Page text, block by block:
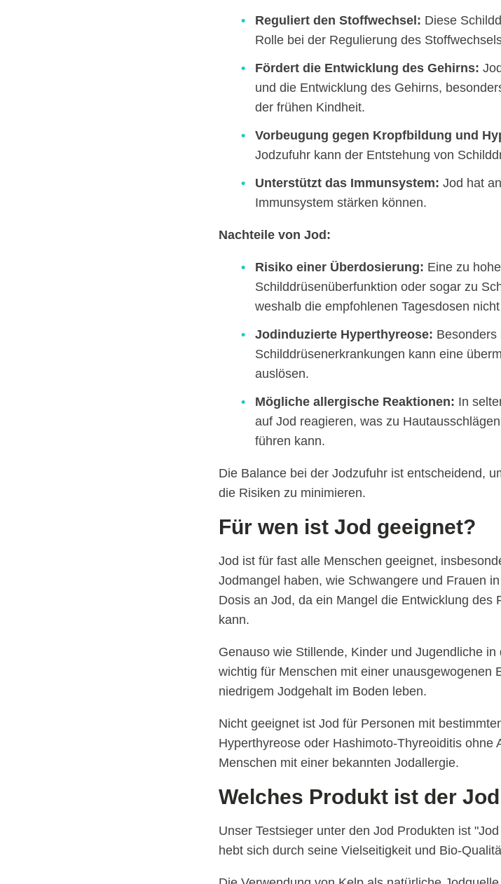
Reguliert den Stoffwechsel: Diese
Rolle bei der Regulierung des
Fördert die Entwicklung des Gehirns:
und die Entwicklung des Gehirns,
der frühen Kindheit.
Vorbeugung gegen Kropfbildung und
Jodzufuhr kann der Entstehung von
Unterstützt das Immunsystem: Jod hat
Immunsystem stärken können.
Nachteile von Jod:
Risiko einer Überdosierung: Eine zu
Schilddrüsenüberfunktion oder sogar zu
weshalb die empfohlenen Tagesdosen
Jodinduzierte Hyperthyreose: Besonders
Schilddrüsenerkrankungen kann eine
auslösen.
Mögliche allergische Reaktionen: In
auf Jod reagieren, was zu
führen kann.
Die Balance bei der Jodzufuhr ist entscheidend,
die Risiken zu minimieren.
Für wen ist Jod geeignet?
Jod ist für fast alle Menschen geeignet,
Jodmangel haben, wie Schwangere und Frauen
Dosis an Jod, da ein Mangel die Entwicklung des
kann.
Genauso wie Stillende, Kinder und Jugendliche
wichtig für Menschen mit einer unausgewogenen
niedrigem Jodgehalt im Boden leben.
Nicht geeignet ist Jod für Personen mit
Hyperthyreose oder Hashimoto-Thyreoiditis ohne
Menschen mit einer bekannten Jodallergie.
Welches Produkt ist der
Unser Testsieger unter den Jod Produkten ist
hebt sich durch seine Vielseitigkeit und Bio-